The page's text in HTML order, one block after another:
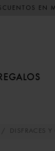
EN
/ DISFRACES